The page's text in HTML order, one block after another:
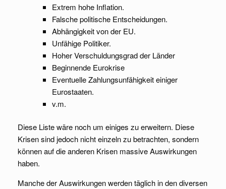
Extrem hohe Inflation.
Falsche politische Entscheidungen.
Abhängigkeit von der EU.
Unfähige Politiker.
Hoher Verschuldungsgrad der Länder
Beginnende Eurokrise
Eventuelle Zahlungsunfähigkeit einiger
Eurostaaten.
v.m.
Diese Liste wäre noch um einiges zu erweitern. Diese
Krisen sind jedoch nicht einzeln zu betrachten, sondern
können auf die anderen Krisen massive Auswirkungen
haben.
Manche der Auswirkungen werden täglich in den diversen